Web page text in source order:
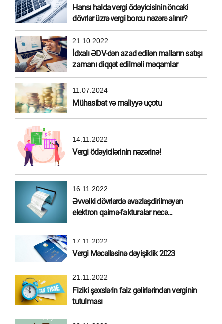
Hansı halda vergi ödəyicisinin öncəki
dövrlər üzrə vergi borcu nəzərə alınır?
21.10.2022
İdxalı ƏDV-dən azad edilən malların satışı
zamanı diqqət edilməli məqamlar
11.07.2024
Mühasibat və maliyyə uçotu
14.11.2022
Vergi ödəyicilərinin nəzərinə!
16.11.2022
Əvvəlki dövrlərdə əvəzləşdirilməyən
elektron qaimə-fakturalar necə
17.11.2022
Vergi Məcəlləsinə dəyişiklik 2023
21.11.2022
Fiziki şəxslərin faiz gəlirlərindən verginin
tutulması